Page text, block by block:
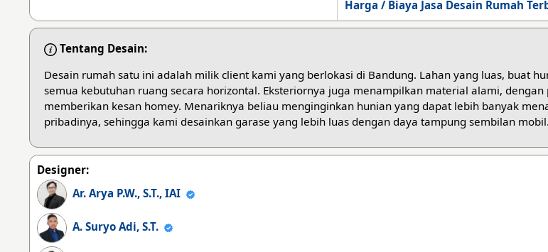
Harga / Biaya Jasa Desain Rumah
Tentang Desain:
Desain rumah satu ini adalah milik client kami yang berlokasi di Bandung. Lahan yang luas, buat
semua kebutuhan ruang secara horizontal. Eksteriornya juga menampilkan material alami,
memberikan kesan homey. Menariknya beliau menginginkan hunian yang dapat lebih banyak
pribadinya, sehingga kami desainkan garase yang lebih luas dengan daya tampung sembilan mobil.
Designer:
Ar. Arya P.W., S.T., IAI
A. Suryo Adi, S.T.